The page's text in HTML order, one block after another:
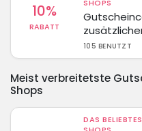
10%
RABATT
SHOPS
105 BENUTZT
Meist verbreitetste
Shops
DAS